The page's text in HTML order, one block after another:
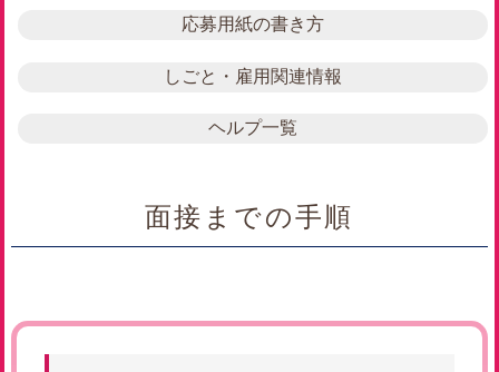
応募用紙の書き方
しごと・雇用関連情報
ヘルプ一覧
面接までの手順